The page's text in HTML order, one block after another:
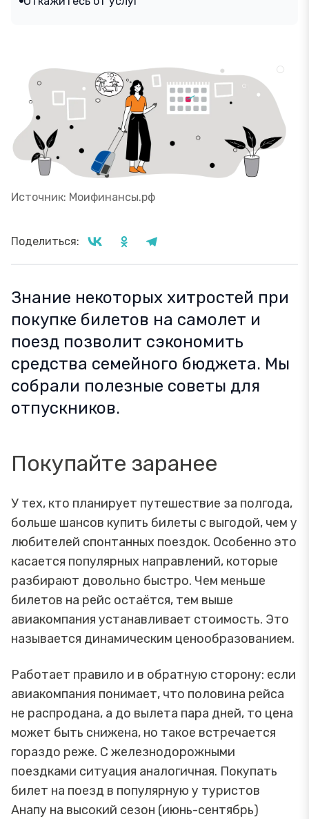
Источник: Моифинансы.рф
Поделиться:
Знание некоторых хитростей при
покупке билетов на самолет и
поезд позволит сэкономить
средства семейного бюджета. Мы
собрали полезные советы для
отпускников.
Покупайте заранее
У тех, кто планирует путешествие за полгода,
больше шансов купить билеты с выгодой, чем у
любителей спонтанных поездок. Особенно это
касается популярных направлений, которые
разбирают довольно быстро. Чем меньше
билетов на рейс остаётся, тем выше
авиакомпания устанавливает стоимость. Это
называется динамическим ценообразованием.
Работает правило и в обратную сторону: если
авиакомпания понимает, что половина рейса
не распродана, а до вылета пара дней, то цена
может быть снижена, но такое встречается
гораздо реже. С железнодорожными
поездками ситуация аналогичная. Покупать
билет на поезд в популярную у туристов
Анапу на высокий сезон (июнь-сентябрь)